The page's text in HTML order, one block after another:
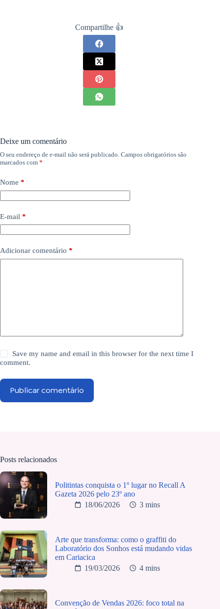
Compartilhe 👍
Deixe um comentário
O seu endereço de e-mail não será publicado. Campos obrigatórios são
marcados com *
Nome *
E-mail *
Adicionar comentário *
Save my name and email in this browser for the next time I
comment.
Publicar comentário
Posts relacionados
Politintas conquista o 1º lugar no Recall A
Gazeta 2026 pelo 23º ano
18/06/2026
3 mins
Arte que transforma: como o graffiti do
Laboratório dos Sonhos está mudando vidas
em Cariacica
19/03/2026
4 mins
Convenção de Vendas 2026: foco total na